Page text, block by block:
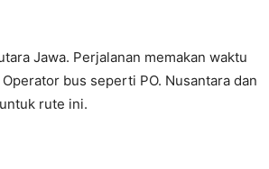
Jawa. Perjalanan memakan waktu
bus seperti PO. Nusantara dan
rute ini.